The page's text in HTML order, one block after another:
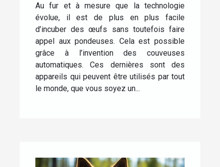
de poule
Au fur et à mesure que la technologie
évolue, il est de plus en plus facile
d’incuber des œufs sans toutefois faire
appel aux pondeuses. Cela est possible
grâce à l’invention des couveuses
automatiques. Ces dernières sont des
appareils qui peuvent être utilisés par tout
le monde, que vous soyez un...